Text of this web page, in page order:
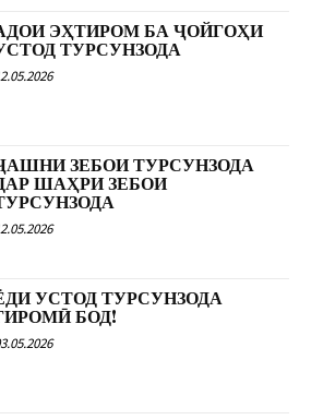
ЭҲТИРОМ БА ҶОЙГОҲИ
ТУРСУНЗОДА
ЗЕБОИ ТУРСУНЗОДА
ШАҲРИ ЗЕБОИ
УСТОД ТУРСУНЗОДА
БОД!